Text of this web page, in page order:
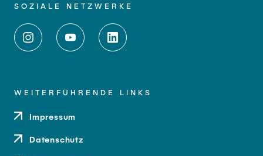
SOZIALE NETZWERKE
WEITERFÜHRENDE LINKS
Impressum
Datenschutz